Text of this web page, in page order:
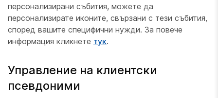
персонализирани събития, можете да
персонализирате иконите, свързани с тези събития,
според вашите специфични нужди. За повече
информация кликнете тук.
Управление на клиентски
псевдоними